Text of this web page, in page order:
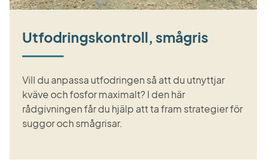
Utfodringskontroll, smågris
Vill du anpassa utfodringen så att du utnyttjar
kväve och fosfor maximalt? I den här
rådgivningen får du hjälp att ta fram strategier för
suggor och smågrisar.